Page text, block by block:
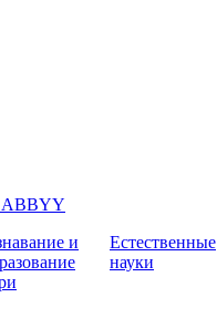
и
Естественные
науки